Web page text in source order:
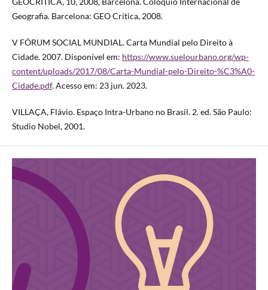
Geografia. Barcelona: GEO Crítica, 2008.
V FÓRUM SOCIAL MUNDIAL. Carta Mundial pelo Direito à
Cidade. 2007. Disponível em: https://www.suelourbano.org/wp-
content/uploads/2017/08/Carta-Mundial-pelo-Direito-%C3%A0-
Cidade.pdf. Acesso em: 23 jun. 2023.
VILLAÇA, Flávio. Espaço Intra-Urbano no Brasil. 2. ed. São Paulo:
Studio Nobel, 2001.